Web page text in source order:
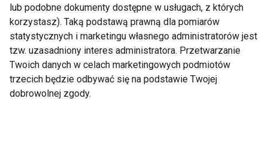
Zmiany rozpoznane wcześnie i usunięte całkowicie
nierzadko udaje się wyleczyć (według niektórych
źródeł nawet w 90-100%). Często jednak występują
nawroty i przerzuty, nawet po wielu latach od
pozornego wyleczenia. Najlepiej rokują czerniaki
lub podobne dokumenty dostępne w usługach, z których
korzystasz). Taką podstawą prawną dla pomiarów
statystycznych i marketingu własnego administratorów jest
tzw. uzasadniony interes administratora. Przetwarzanie
Twoich danych w celach marketingowych podmiotów
trzecich będzie odbywać się na podstawie Twojej
dobrowolnej zgody.